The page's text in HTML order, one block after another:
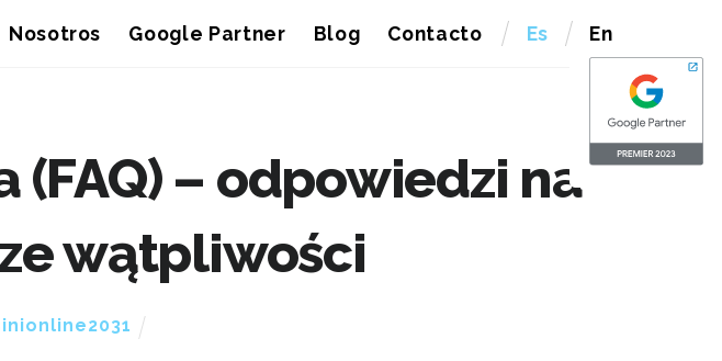
Nosotros Google Partner Blog Contacto Es En
(FAQ) – odpowiedzi na
wątpliwości